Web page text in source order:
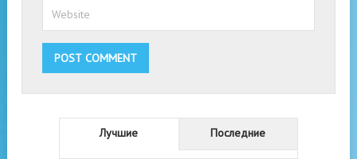
Лучшие Последние